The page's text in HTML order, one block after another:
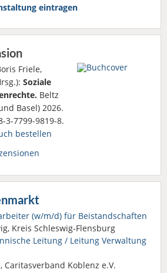
eintragen
Friele,
Soziale
Beltz
Basel) 2026.
3-7799-9819-8.
bestellen
(w/m/d) für Beistandschaften
Kreis Schleswig-Flensburg
Leitung / Leitung Verwaltung
Caritasverband Koblenz e.V.